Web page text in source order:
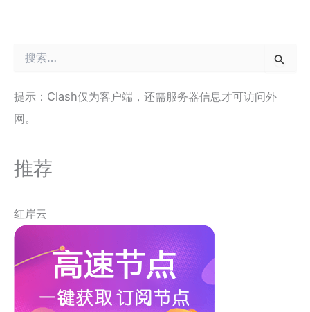
提示：Clash仅为客户端，还需服务器信息才可访问外
网。
推荐
红岸云